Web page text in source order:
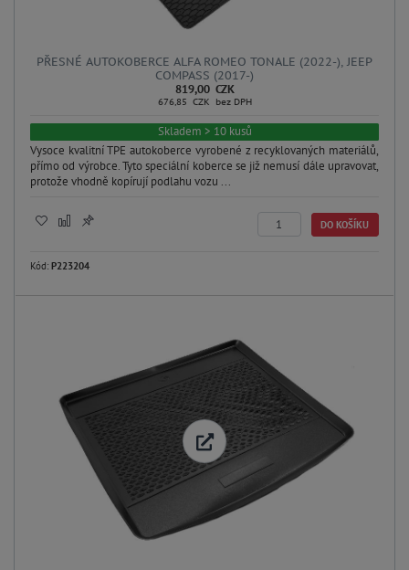
PŘESNÉ AUTOKOBERCE ALFA ROMEO TONALE (2022-), JEEP
COMPASS (2017-)
819,00 CZK
676,85 CZK bez DPH
Skladem > 10 kusů
Vysoce kvalitní TPE autokoberce vyrobené z recyklovaných materiálů,
přímo od výrobce. Tyto speciální koberce se již nemusí dále upravovat,
protože vhodně kopírují podlahu vozu ...
DO KOŠÍKU
Kód: P223204